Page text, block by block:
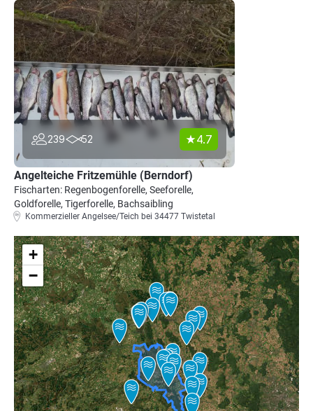
239 52 4.7
Angelteiche Fritzemühle (Berndorf)
Fischarten: Regenbogenforelle, Seeforelle,
Goldforelle, Tigerforelle, Bachsaibling
Kommerzieller Angelsee/Teich bei 34477 Twistetal
+
−